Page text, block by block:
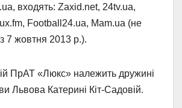
входять: Zaxid.net, 24tv.ua,
Football24.ua, Mam.ua (не
7 жовтня 2013 р.).
ПрАТ «Люкс» належить дружині
Львова Катерині Кіт-Садовій.